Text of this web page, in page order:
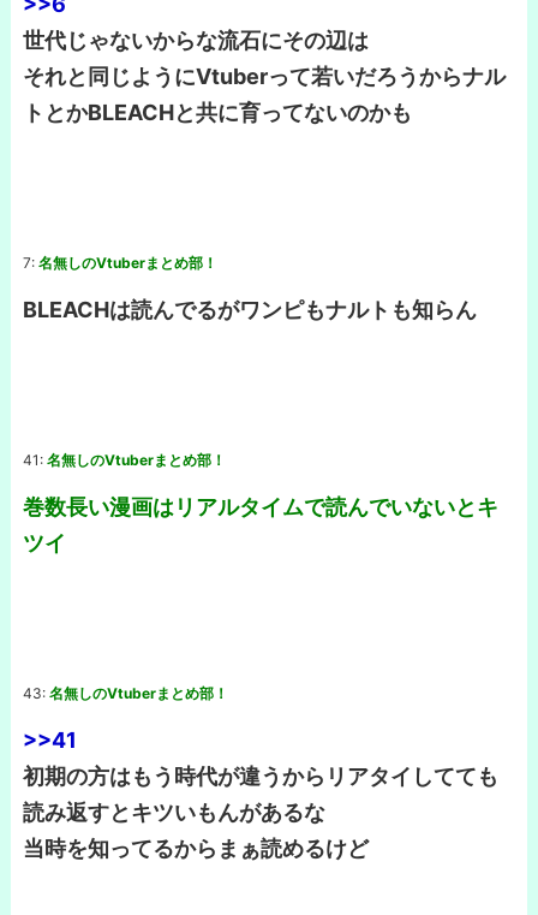
世代じゃないからな流石にその辺は
それと同じようにVtuberって若いだろうからナル
トとかBLEACHと共に育ってないのかも
7: 名無しのVtuberまとめ部！
BLEACHは読んでるがワンピもナルトも知らん
41: 名無しのVtuberまとめ部！
巻数長い漫画はリアルタイムで読んでいないとキ
ツイ
43: 名無しのVtuberまとめ部！
>>41
初期の方はもう時代が違うからリアタイしてても
読み返すとキツいもんがあるな
当時を知ってるからまぁ読めるけど